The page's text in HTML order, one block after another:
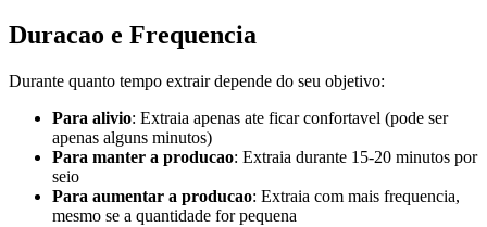
Duracao e Frequencia
Durante quanto tempo extrair depende do seu objetivo:
Para alivio: Extraia apenas ate ficar confortavel (pode ser
apenas alguns minutos)
Para manter a producao: Extraia durante 15-20 minutos por
seio
Para aumentar a producao: Extraia com mais frequencia,
mesmo se a quantidade for pequena